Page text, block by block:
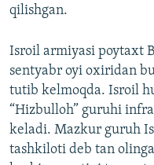
qilishgan.
Isroil armiyasi poytaxt
sentyabr oyi oxiridan
tutib kelmoqda. Isroil
“Hizbulloh” guruhi
keladi. Mazkur guruh
tashkiloti deb tan